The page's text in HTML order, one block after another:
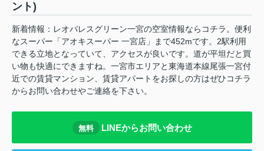
ント)
新着情報：レオパレスグリーン一宮の空室情報ならコチラ。便利
なスーパー「アオキスーパー 一宮店」まで452mです。2駅利用
できる立地となっていて、アクセスが良いです。道が平坦だと買
い物も快適にできますね。一宮市エリアと東海道本線尾張一宮付
近での賃貸マンション、賃貸アパートをお探しの方はぜひコチラ
からお問い合わせやご連絡を下さい。
無料 LINEからお問い合わせ